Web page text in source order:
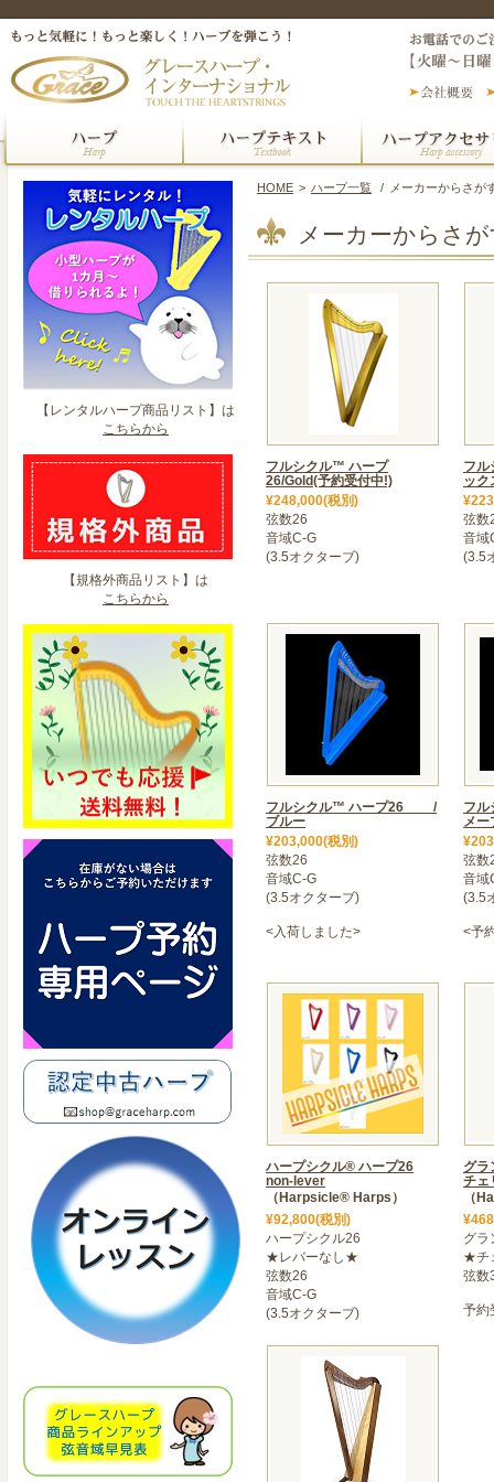
【レンタルハープ商品リスト】は
こちらから
【規格外商品リスト】は
こちらから
HOME > ハープ一覧 / メーカーからさが
メーカーからさ
フルシクル™ ハープ
26/Gold(予約受付中!)
¥248,000(税別)
弦数26
音域C-G
(3.5オクターブ)
フ
ッ
弦数
音域
(3.5
フルシクル™ ハープ26 /
ブルー
¥203,000(税別)
弦数26
音域C-G
(3.5オクターブ)
<入荷しました>
フ
メー
弦数
音域
(3.5
<予
ハープシクル® ハープ26
non-lever
（Harpsicle® Harps）
¥92,800(税別)
ハープシクル26
★レバーなし★
弦数26
音域C-G
(3.5オクターブ)
グラ
チェ
（
グラ
★チ
弦数
予約